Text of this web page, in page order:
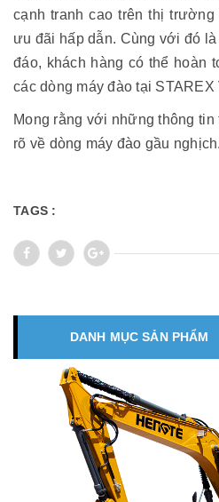
cạnh tranh cao trên thị
ưu đãi hấp dẫn. Cùng với đó
đáo, khách hàng có thể hoàn
các dòng máy đào tại STAREX
Mong rằng với những thông
rõ về dòng máy đào gầu nghịch.
TAGS :
DANH MỤC SẢN PHẨM